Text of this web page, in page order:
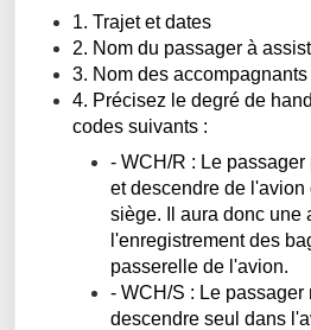
1. Trajet et dates
2. Nom du passager à
3. Nom des accompagnants
4. Précisez le degré de
codes suivants :
- WCH/R : Le
et descendre de l'avion
siège. Il aura donc une
l'enregistrement des
passerelle de l'avion.
- WCH/S : Le passager
descendre seul dans